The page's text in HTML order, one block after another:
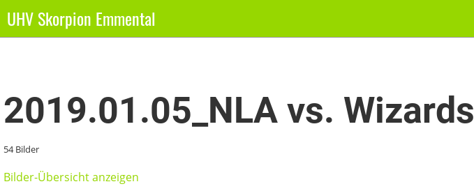
UHV Skorpion Emmental
Zurück
2019.01.05_NLA vs. Wizards
54 Bilder
Bilder-Übersicht anzeigen